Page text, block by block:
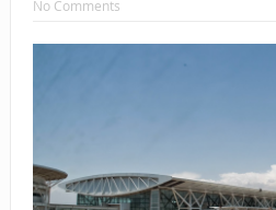
No Comments